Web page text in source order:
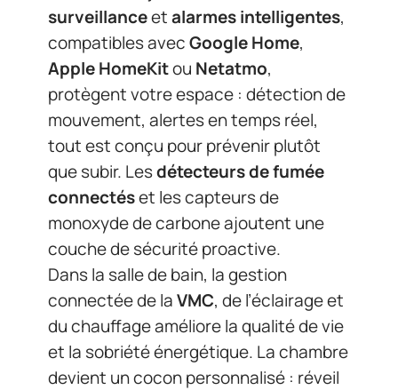
surveillanceetalarmes intelligentes,
compatibles avecGoogle Home,
Apple HomeKitou Netatmo,
protègent votre espace : détection de
mouvement, alertes en temps réel,
tout est conçu pour prévenir plutôt
que subir. Lesdétecteurs de fumée
connectéset les capteurs de
monoxyde de carbone ajoutent une
couche de sécurité proactive.
Dans la salle de bain, la gestion
connectée de laVMC, de l’éclairage et
du chauffage améliore la qualité de vie
et la sobriété énergétique. La chambre
devient un cocon personnalisé : réveil